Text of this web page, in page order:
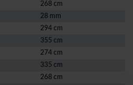
268 cm
28 mm
294 cm
355 cm
274 cm
335 cm
268 cm